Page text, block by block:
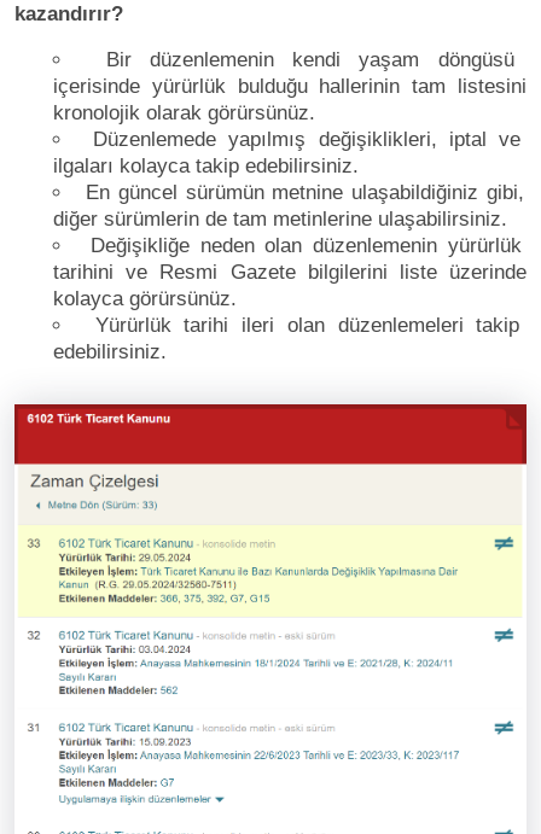
kazandırır?
Bir düzenlemenin kendi yaşam döngüsü
içerisinde yürürlük bulduğu hallerinin tam listesini
kronolojik olarak görürsünüz.
Düzenlemede yapılmış değişiklikleri, iptal ve
ilgaları kolayca takip edebilirsiniz.
En güncel sürümün metnine ulaşabildiğiniz gibi,
diğer sürümlerin de tam metinlerine ulaşabilirsiniz.
Değişikliğe neden olan düzenlemenin yürürlük
tarihini ve Resmi Gazete bilgilerini liste üzerinde
kolayca görürsünüz.
Yürürlük tarihi ileri olan düzenlemeleri takip
edebilirsiniz.